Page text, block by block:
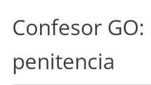
Confesor
penitencia